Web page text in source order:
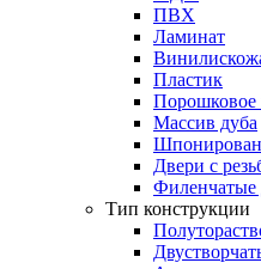
ПВХ
Ламинат
Пластик
Порошковое
Массив дуба
Двери с
Филенчатые
Тип конструкции